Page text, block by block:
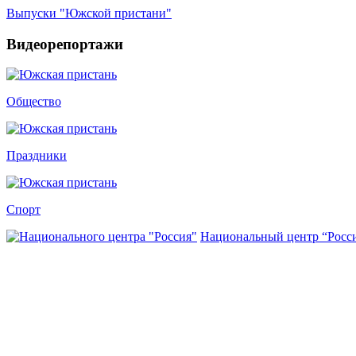
Выпуски "Южской пристани"
Видеорепортажи
Общество
Праздники
Спорт
Национальный центр